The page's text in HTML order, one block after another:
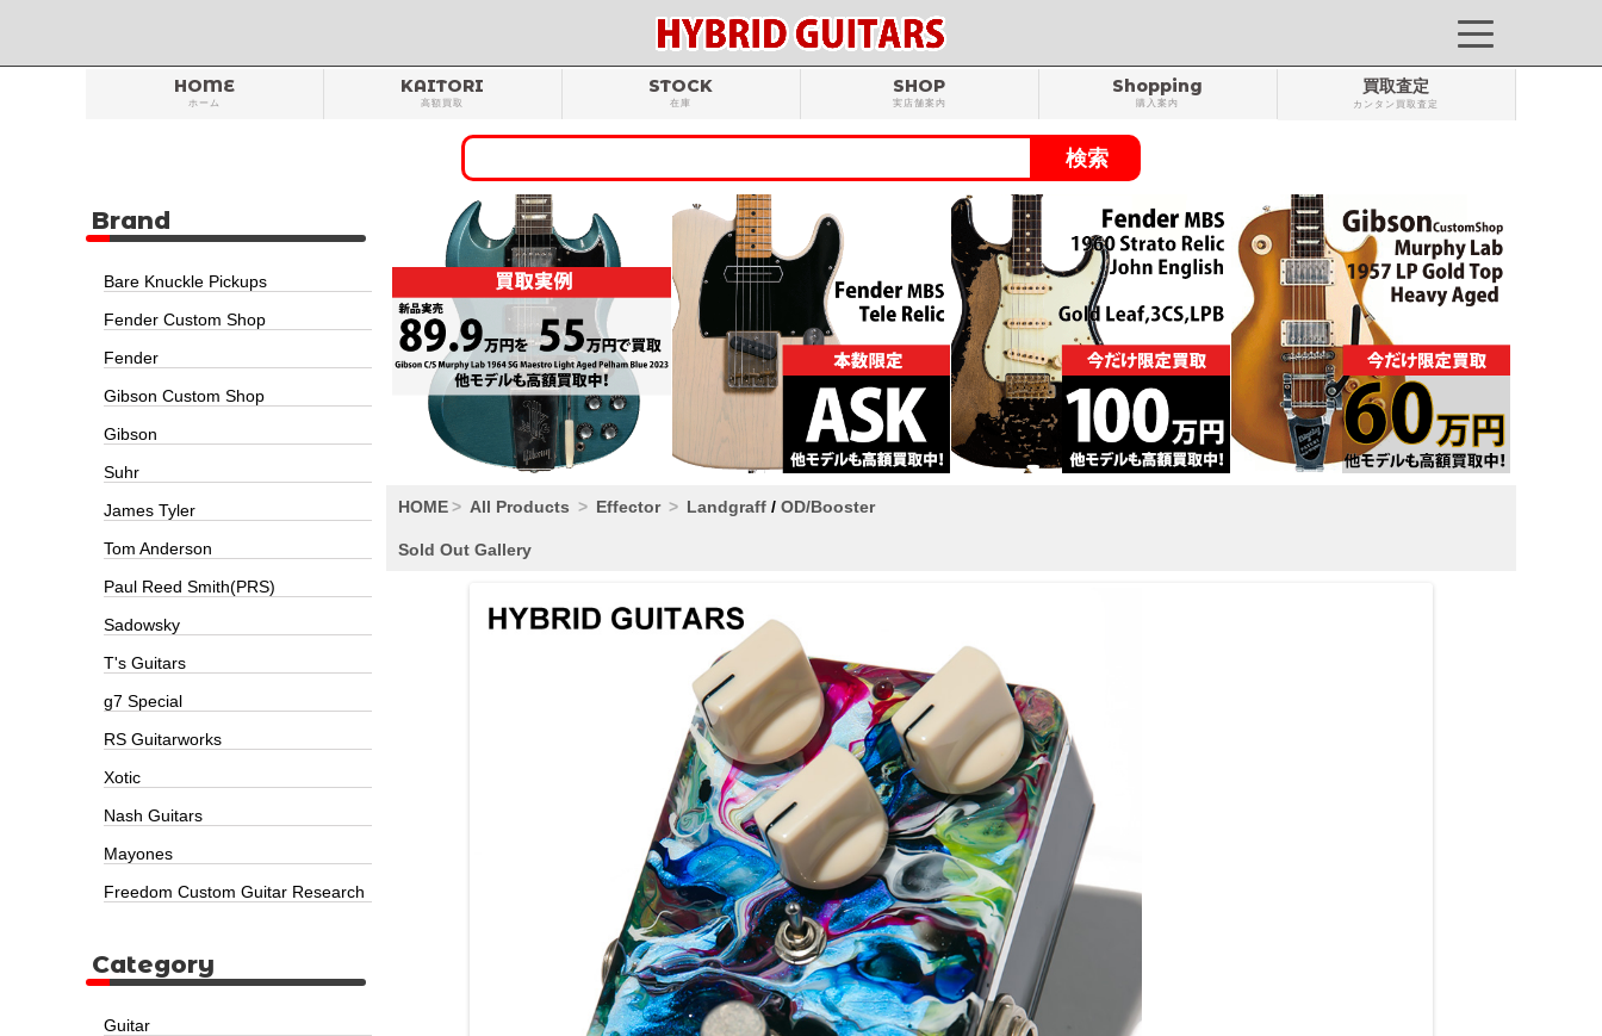
HOME
ホーム
KAITORI
高額買取
STOCK
在庫
SHOP
実店舗案内
Shopping
購入案内
買取査定
カンタン買取査定
HOME All Products Effector Landgraff / OD/Booster
Sold Out Gallery
Brand
Bare Knuckle Pickups
Fender Custom Shop
Fender
Gibson Custom Shop
Gibson
Suhr
James Tyler
Tom Anderson
Paul Reed Smith(PRS)
Sadowsky
T's Guitars
g7 Special
RS Guitarworks
Xotic
Nash Guitars
Mayones
Freedom Custom Guitar Research
Category
Guitar